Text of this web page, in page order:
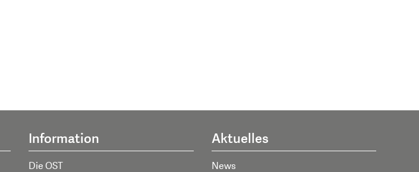
Information
Die OST
Aktuelles
News